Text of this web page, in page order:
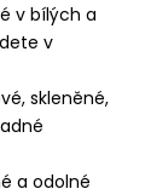
v bílých a
v
skleněné,
a odolné